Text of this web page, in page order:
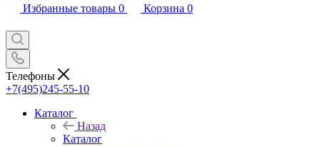
Избранные товары 0 Корзина 0
Телефоны
+7(495)245-55-10
Каталог
Назад
Каталог